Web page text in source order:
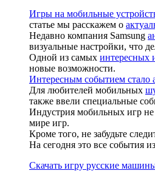
Игры на мобильные
статье мы расскажем о
Недавно компания Samsung
визуальные настройки, что
Одной из самых интересных
новые возможности.
Интересным событием стало
Для любителей мобильных
также ввели специальные
Индустрия мобильных игр
мире игр.
Кроме того, не забудьте
На сегодня это все события
Скачать игру русские